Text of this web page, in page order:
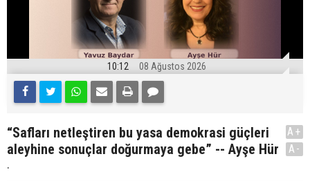
10:12 08 Ağustos 2026
“Safları netleştiren bu yasa demokrasi güçleri
aleyhine sonuçlar doğurmaya gebe” -- Ayşe Hür
.
A+
A-